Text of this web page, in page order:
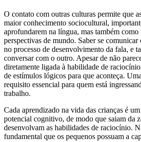
O contato com outras culturas permite que
maior conhecimento sociocultural,
aprofundarem na língua, mas também
perspectivas de mundo. Saber se
no processo de desenvolvimento da fala, e
conversar com o outro. Apesar de não
diretamente ligada à habilidade de
de estímulos lógicos para que aconteça.
requisito essencial para quem está
trabalho.
Cada aprendizado na vida das crianças é
potencial cognitivo, de modo que saiam da
desenvolvam as habilidades de raciocínio.
fundamental que os pequenos possuam a